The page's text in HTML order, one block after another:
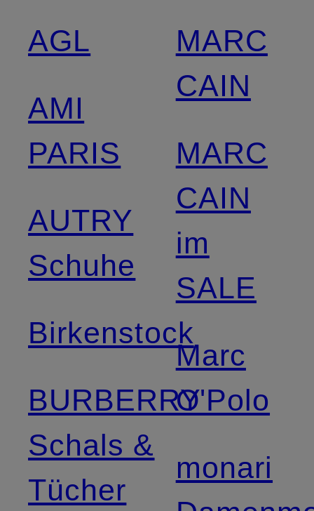
AGL
AMI
PARIS
AUTRY
Schuhe
Birkenstock
BURBERRY
Schals &
Tücher
MARC
CAIN
MARC
CAIN
im
SALE
Marc
O'Polo
monari